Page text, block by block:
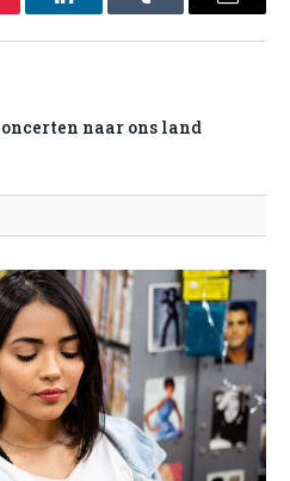
LinkedInTumblr Email
naar ons land